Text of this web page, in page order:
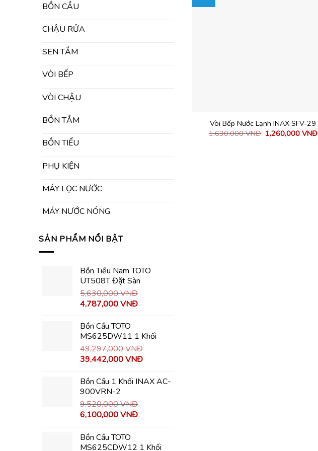
BỒN CẦU
CHẬU RỬA
SEN TẮM
VÒI BẾP
VÒI CHẬU
BỒN TẮM
BỒN TIỂU
PHỤ KIỆN
MÁY LỌC NƯỚC
MÁY NƯỚC NÓNG
SẢN PHẨM NỔI BẬT
Bồn Tiểu Nam TOTO
UT508T Đặt Sàn
5,630,000VNĐ
4,787,000VNĐ
Bồn Cầu TOTO
MS625DW11 1 Khối
49,297,000VNĐ
39,442,000VNĐ
Bồn Cầu 1 Khối INAX AC-
900VRN-2
9,520,000VNĐ
6,100,000VNĐ
Bồn Cầu TOTO
MS625CDW12 1 Khối
Vòi Bếp Nước Lạnh INAX SFV-29
1,630,000VNĐ 1,260,000 VNĐ